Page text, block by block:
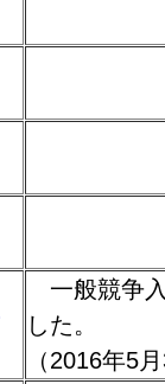
一般競争
した。
（2016年5